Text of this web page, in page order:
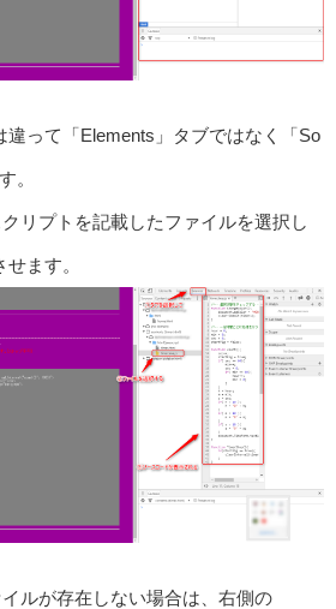
違って「Elements」タブではなく「So
。
クリプトを記載したファイルを選択し
ます。
ルが存在しない場合は、右側の